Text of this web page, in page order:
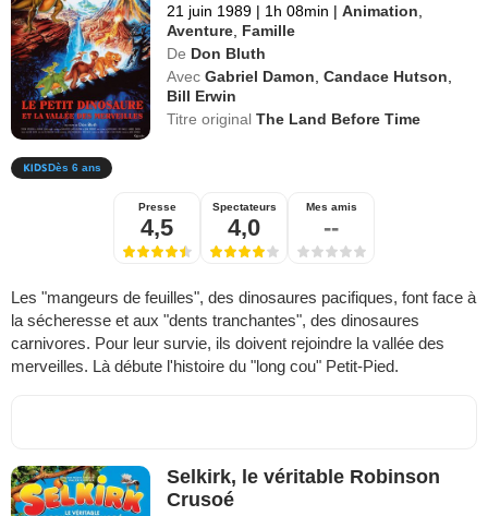
21 juin 1989 | 1h 08min | Animation
Aventure Famille
De Don Bluth
Avec Gabriel Damon ,Candace Hutson
Bill Erwin
Titre originalThe Land Before Time
Dès 6 ans
Presse
4,5
Spectateurs
4,0
Mes amis
--
Les "mangeurs de feuilles", des dinosaures pacifiques, font face à
la sécheresse et aux "dents tranchantes", des dinosaures
carnivores. Pour leur survie, ils doivent rejoindre la vallée des
merveilles. Là débute l'histoire du "long cou" Petit-Pied.
Selkirk, le véritable Robinson
Crusoé